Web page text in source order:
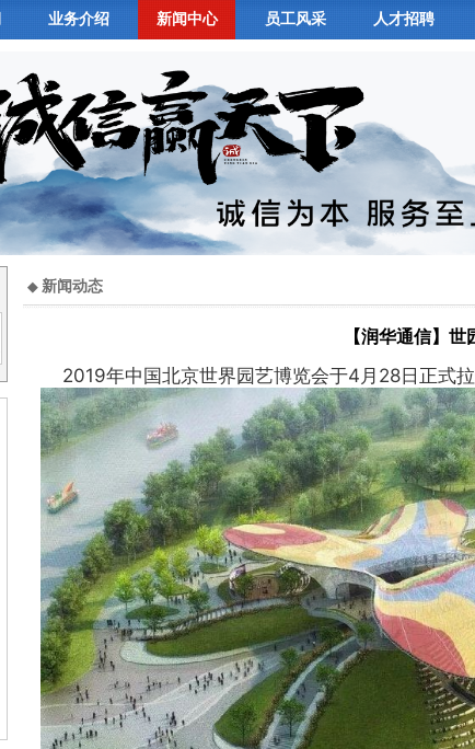
业务介绍 新闻中心 员工风采 人才招聘
◆新闻动态
【润华通信】
2019年中国北京世界园艺博览会于4月28日正式拉